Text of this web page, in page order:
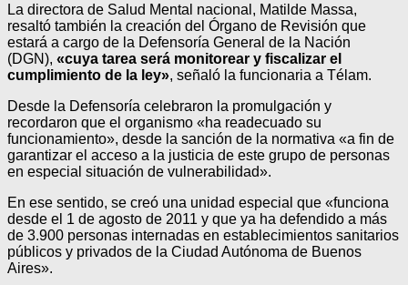
La directora de Salud Mental nacional, Matilde Massa,
resaltó también la creación del Órgano de Revisión que
estará a cargo de la Defensoría General de la Nación
(DGN), «cuya tarea será monitorear y fiscalizar el
cumplimiento de la ley», señaló la funcionaria a Télam.
Desde la Defensoría celebraron la promulgación y
recordaron que el organismo «ha readecuado su
funcionamiento», desde la sanción de la normativa «a fin de
garantizar el acceso a la justicia de este grupo de personas
en especial situación de vulnerabilidad».
En ese sentido, se creó una unidad especial que «funciona
desde el 1 de agosto de 2011 y que ya ha defendido a más
de 3.900 personas internadas en establecimientos sanitarios
públicos y privados de la Ciudad Autónoma de Buenos
Aires».